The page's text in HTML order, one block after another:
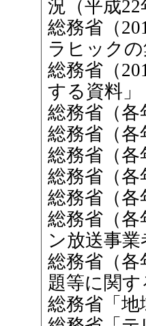
況（平成
総務省（
ラヒック
総務省（
する資料」
総務省（
総務省（各
総務省（各
総務省（各
総務省（各
総務省（
ン放送事
総務省（
題等に関
総務省「